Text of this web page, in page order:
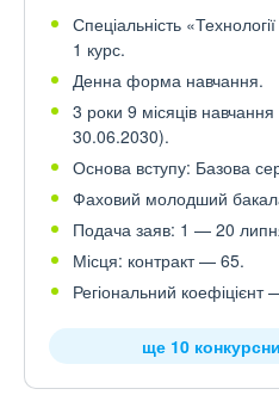
Спеціальність
1 курс.
Денна форма навчання.
3 роки 9 місяців
30.06.2030).
Основа вступу: Базова
Фаховий молодший
Подача заяв: 1 — 20
Місця: контракт — 65.
Регіональний коефіцієнт
ще 10